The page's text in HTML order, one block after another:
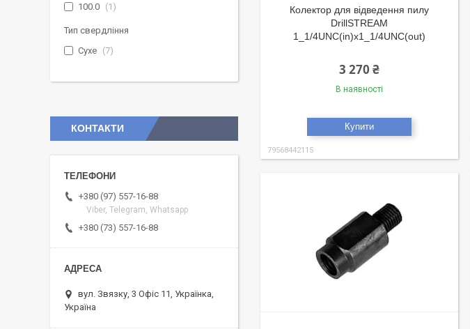
Колектор для відведення пилу
DrillSTREAM
1_1/4UNC(in)x1_1/4UNC(out)
3 270 ₴
В наявності
Купити
79568442115
100.0
1
Тип свердління
Сухе
7
КОНТАКТИ
+380 (97) 557-16-88
Viber, Telegram, Whatsapp
+380 (73) 557-16-88
вул. Звязку, 3 Офіс 11, Українка,
Україна